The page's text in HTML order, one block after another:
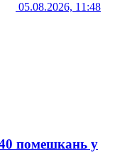
05.08.2026, 11:48
помешкань у